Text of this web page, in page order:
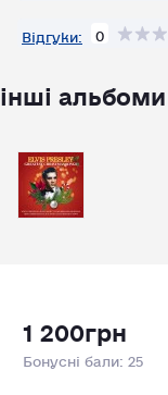
Відгуки: 0
інші
1 200грн
Бонусні бали: 25